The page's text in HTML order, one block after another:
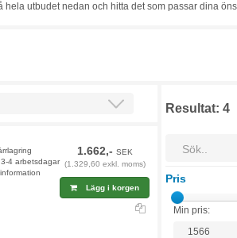
utbudet nedan och hitta det som passar dina
Resultat:4
Pris
Min pris:
4 arbetsdagar
1.662,- SEK
(1.329,60 exkl. moms)
Lägg i korgen